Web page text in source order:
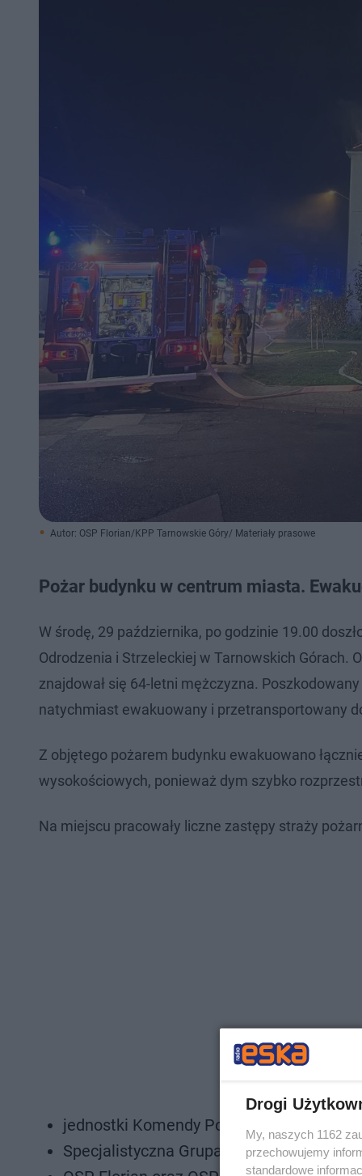
Autor: OSP Florian/KPP Tarnowskie Góry/ Materiały prasowe
Pożar budynku w centrum miasta.
W środę, 29 października, po godzinie 19.00
Odrodzenia i Strzeleckiej w Tarnowskich Górach.
znajdował się 64-letni mężczyzna.
natychmiast ewakuowany i przetransportowany
Z objętego pożarem budynku ewakuowano
wysokościowych, ponieważ dym szybko
Na miejscu pracowały liczne zastępy straży
jednostki Komendy Powiatowej PSP w
Specjalistyczna Grupa Ratownictwa
Drogi
My, naszych 1162
przechowujemy
standardowe